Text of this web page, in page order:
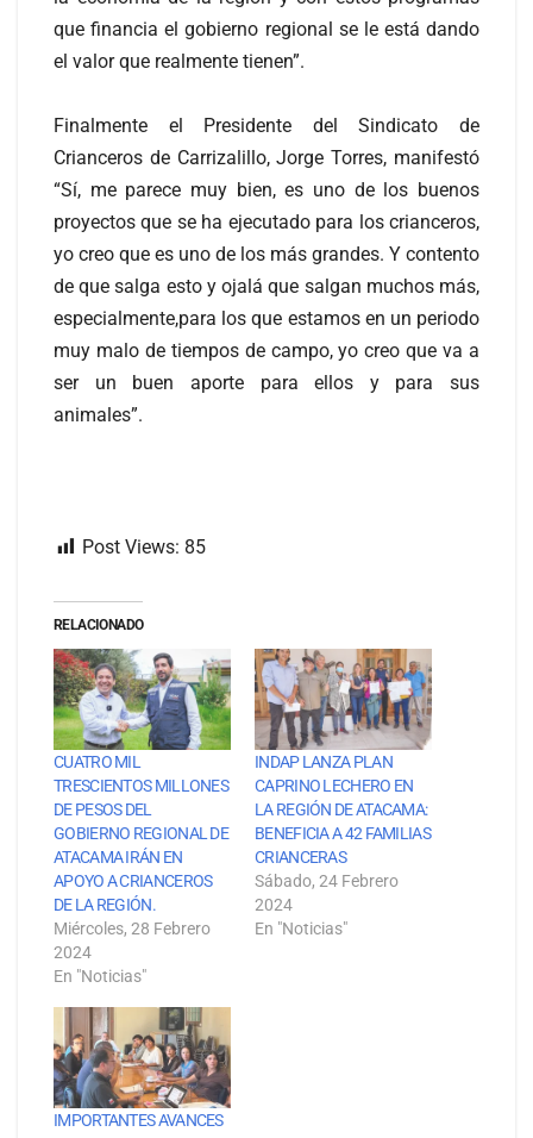
que financia el gobierno regional se le está dando
el valor que realmente tienen”.
Finalmente el Presidente del Sindicato de
Crianceros de Carrizalillo, Jorge Torres, manifestó
“Sí, me parece muy bien, es uno de los buenos
proyectos que se ha ejecutado para los crianceros,
yo creo que es uno de los más grandes. Y contento
de que salga esto y ojalá que salgan muchos más,
especialmente,para los que estamos en un periodo
muy malo de tiempos de campo, yo creo que va a
ser un buen aporte para ellos y para sus
animales”.
Post Views: 85
RELACIONADO
CUATRO MIL
TRESCIENTOS MILLONES
DE PESOS DEL
GOBIERNO REGIONAL DE
ATACAMA IRÁN EN
APOYO A CRIANCEROS
DE LA REGIÓN.
Miércoles, 28 Febrero
2024
En "Noticias"
INDAP LANZA PLAN
CAPRINO LECHERO EN
LA REGIÓN DE ATACAMA:
BENEFICIA A 42 FAMILIAS
CRIANCERAS
Sábado, 24 Febrero
2024
En "Noticias"
IMPORTANTES AVANCES